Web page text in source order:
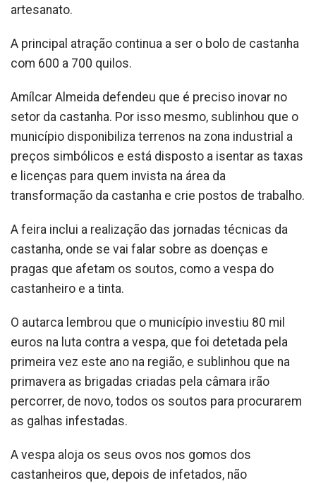
artesanato.
A principal atração continua a ser o bolo de castanha
com 600 a 700 quilos.
Amílcar Almeida defendeu que é preciso inovar no
setor da castanha. Por isso mesmo, sublinhou que o
município disponibiliza terrenos na zona industrial a
preços simbólicos e está disposto a isentar as taxas
e licenças para quem invista na área da
transformação da castanha e crie postos de trabalho.
A feira inclui a realização das jornadas técnicas da
castanha, onde se vai falar sobre as doenças e
pragas que afetam os soutos, como a vespa do
castanheiro e a tinta.
O autarca lembrou que o município investiu 80 mil
euros na luta contra a vespa, que foi detetada pela
primeira vez este ano na região, e sublinhou que na
primavera as brigadas criadas pela câmara irão
percorrer, de novo, todos os soutos para procurarem
as galhas infestadas.
A vespa aloja os seus ovos nos gomos dos
castanheiros que, depois de infetados, não